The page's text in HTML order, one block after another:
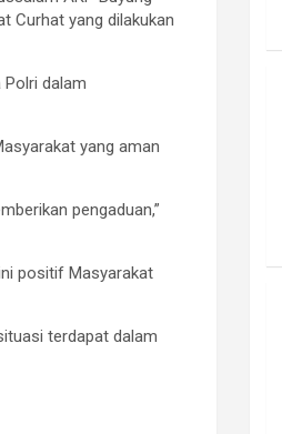
Curhat yang dilakukan
Polri dalam
yang aman
pengaduan,”
positif Masyarakat
terdapat dalam